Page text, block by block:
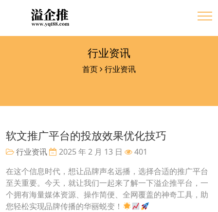
行业资讯
首页 行业资讯
软文推广平台的投放效果优化技巧
行业资讯 2025 年 2 月 13 日
401
在这个信息时代，想让品牌声名远播，选择合适的推广平台
至关重要。今天，就让我们一起来了解一下溢企推平台，一
个拥有海量媒体资源、操作简便、全网覆盖的神奇工具，助
您轻松实现品牌传播的华丽蜕变！